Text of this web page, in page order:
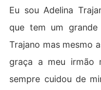
Eu sou Adelina
que tem um
Trajano mas mesmo
graça a meu irmão
sempre cuidou de